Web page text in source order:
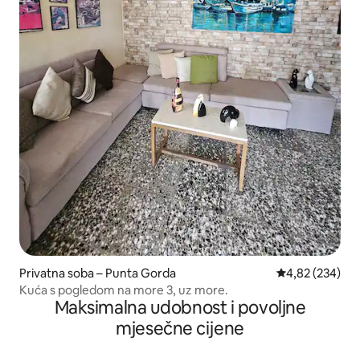
Privatna soba – Punta Gorda Prosječna
4,82 (234)
Kuća s pogledom na more 3, uz more.
Maksimalna udobnost i povoljne
mjesečne cijene